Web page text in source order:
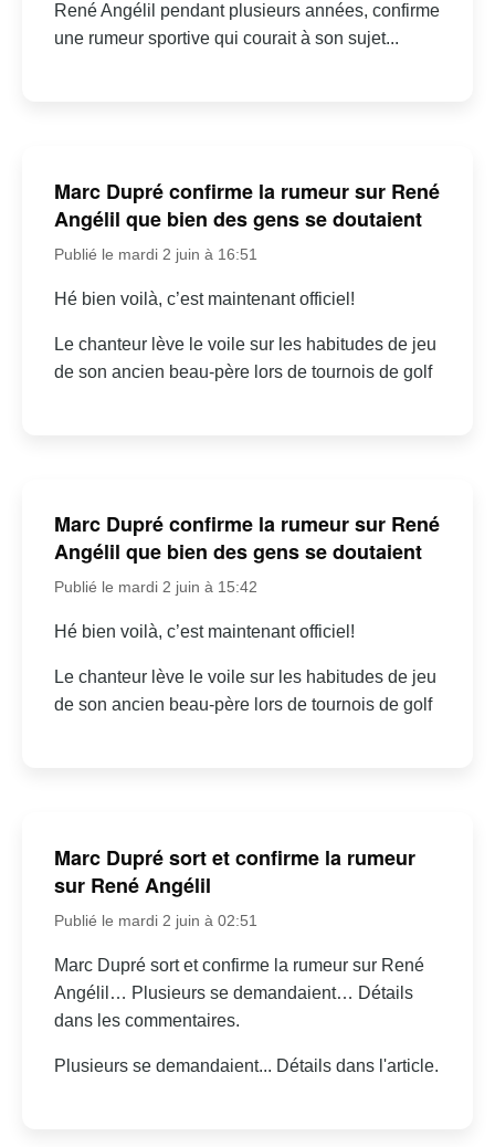
René Angélil pendant plusieurs années, confirme
une rumeur sportive qui courait à son sujet...
Marc Dupré confirme la rumeur sur René
Angélil que bien des gens se doutaient
Publié le mardi 2 juin à 16:51
Hé bien voilà, c’est maintenant officiel!
Le chanteur lève le voile sur les habitudes de jeu
de son ancien beau-père lors de tournois de golf
Marc Dupré confirme la rumeur sur René
Angélil que bien des gens se doutaient
Publié le mardi 2 juin à 15:42
Hé bien voilà, c’est maintenant officiel!
Le chanteur lève le voile sur les habitudes de jeu
de son ancien beau-père lors de tournois de golf
Marc Dupré sort et confirme la rumeur
sur René Angélil
Publié le mardi 2 juin à 02:51
Marc Dupré sort et confirme la rumeur sur René
Angélil… Plusieurs se demandaient… Détails
dans les commentaires.
Plusieurs se demandaient... Détails dans l'article.